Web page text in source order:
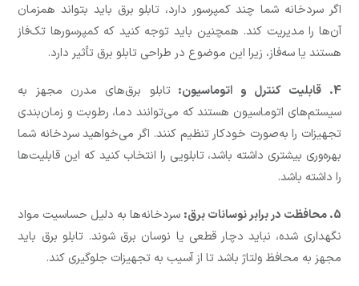
اگر سردخانه شما چند کمپرسور دارد، تابلو برق باید بتواند همزمان
آن‌ها را مدیریت کند. همچنین باید توجه کنید که کمپرسورها تک‌فاز
هستند یا سه‌فاز، زیرا این موضوع در طراحی تابلو برق تأثیر دارد.
4. قابلیت کنترل و اتوماسیون:
تابلو برق‌های مدرن مجهز به
سیستم‌های اتوماسیون هستند که می‌توانند دما، رطوبت و زمان‌بندی
تجهیزات را به‌صورت خودکار تنظیم کنند. اگر می‌خواهید سردخانه شما
بهره‌وری بیشتری داشته باشد، تابلویی را انتخاب کنید که این قابلیت‌ها
را داشته باشد.
5. محافظت در برابر نوسانات برق:
سردخانه‌ها به دلیل حساسیت مواد
نگهداری شده، نباید دچار قطعی یا نوسان برق شوند. تابلو برق باید
مجهز به محافظ ولتاژ باشد تا از آسیب به تجهیزات جلوگیری کند.